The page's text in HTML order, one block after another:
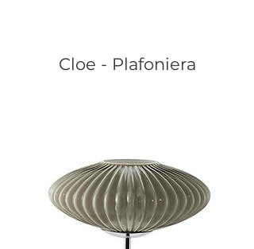
Cloe - Plafoniera